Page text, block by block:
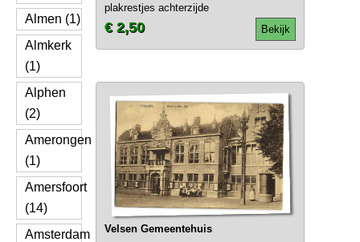
Almen (1)
Almkerk
(1)
Alphen
(2)
Amerongen
(1)
Amersfoort
(14)
Amsterdam
plakrestjes achterzijde
Bekijk
€ 2,50
Velsen Gemeentehuis